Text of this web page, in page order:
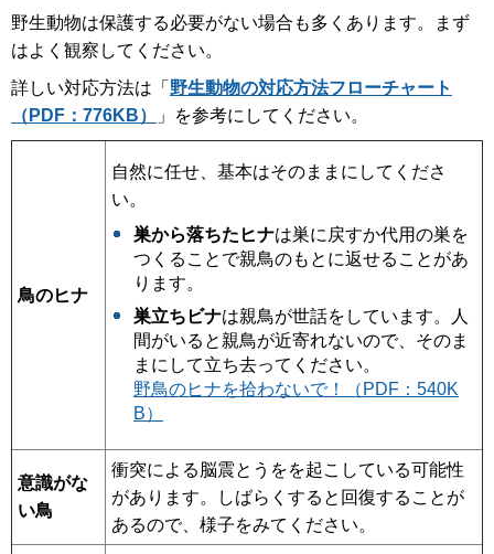
野生動物は保護する必要がない場合も多くあります。まず
はよく観察してください。
詳しい対応方法は「 野生動物の対応方法フローチャート
（PDF：776KB）
」を参考にしてください。
鳥のヒナ
自然に任せ、基本はそのままにしてくださ
い。
巣から落ちたヒナは巣に戻すか代用の巣を
つくることで親鳥のもとに返せることがあ
ります。
巣立ちビナは親鳥が世話をしています。人
間がいると親鳥が近寄れないので、そのま
まにして立ち去ってください。
野鳥のヒナを拾わないで！（PDF：540K
B）
意識がな
い鳥
衝突による脳震とうをを起こしている可能性
があります。しばらくすると回復することが
あるので、様子をみてください。